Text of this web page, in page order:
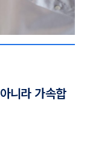
니라 가속합